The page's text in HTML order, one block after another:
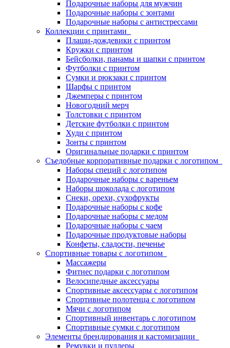
Подарочные наборы для мужчин
Подарочные наборы с зонтами
Подарочные наборы с антистрессами
Коллекции с принтами
Плащи-дождевики с принтом
Кружки с принтом
Бейсболки, панамы и шапки с принтом
Футболки с принтом
Сумки и рюкзаки с принтом
Шарфы с принтом
Джемперы с принтом
Новогодний мерч
Толстовки с принтом
Детские футболки с принтом
Худи с принтом
Зонты с принтом
Оригинальные подарки с принтом
Съедобные корпоративные подарки с логотипом
Наборы специй с логотипом
Подарочные наборы с вареньем
Наборы шоколада с логотипом
Снеки, орехи, сухофрукты
Подарочные наборы с кофе
Подарочные наборы с медом
Подарочные наборы с чаем
Подарочные продуктовые наборы
Конфеты, сладости, печенье
Спортивные товары с логотипом
Массажеры
Фитнес подарки с логотипом
Велосипедные аксессуары
Спортивные аксессуары с логотипом
Спортивные полотенца с логотипом
Мячи с логотипом
Спортивный инвентарь с логотипом
Спортивные сумки с логотипом
Элементы брендирования и кастомизации
Ремувки и пуллеры